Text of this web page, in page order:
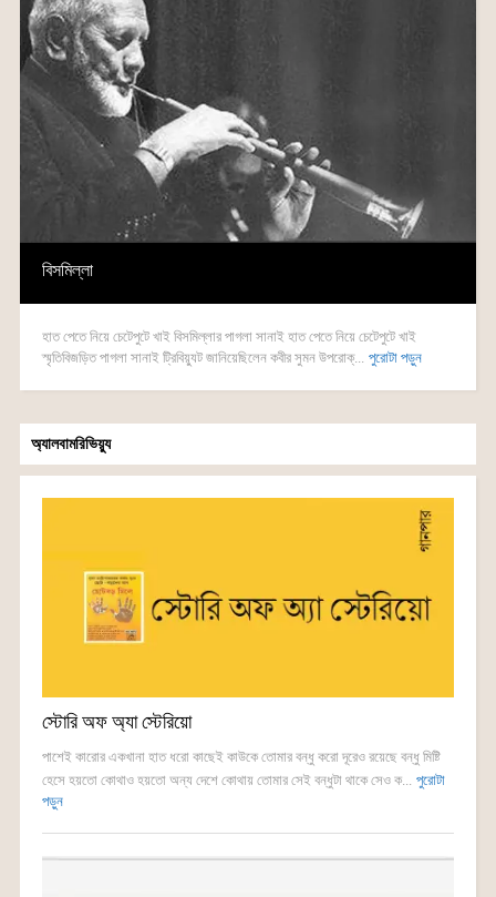
বিসমিল্লা
হাত পেতে নিয়ে চেটেপুটে খাই বিসমিল্লার পাগলা সানাই হাত পেতে নিয়ে চেটেপুটে খাই
স্মৃতিবিজড়িত পাগলা সানাই ট্রিবিয়্যুট জানিয়েছিলেন কবীর সুমন উপরোক্...
পুরোটা পড়ুন
অ্যালবামরিভিয়্যু
স্টোরি অফ অ্যা স্টেরিয়ো
পাশেই কারোর একখানা হাত ধরো কাছেই কাউকে তোমার বন্ধু করো দূরেও রয়েছে বন্ধু মিষ্টি
হেসে হয়তো কোথাও হয়তো অন্য দেশে কোথায় তোমার সেই বন্ধুটা থাকে সেও ক...
পুরোটা
পড়ুন